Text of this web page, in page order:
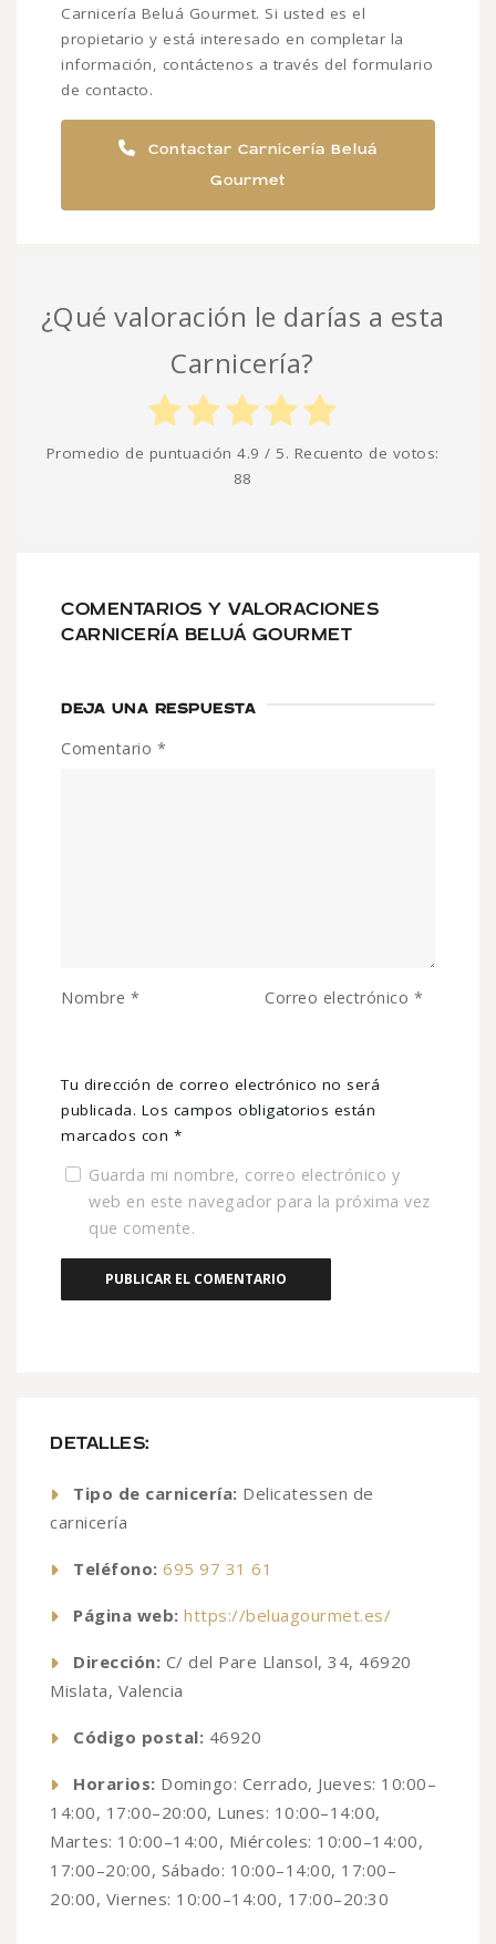
DETALLES:
Tipo de carnicería: Delicatessen de
carnicería
Teléfono: 695 97 31 61
Página web: https://beluagourmet.es/
Dirección: C/ del Pare Llansol, 34, 46920
Mislata, Valencia
Código postal: 46920
Horarios: Domingo: Cerrado, Jueves: 10:00–
14:00, 17:00–20:00, Lunes: 10:00–14:00,
Martes: 10:00–14:00, Miércoles: 10:00–14:00,
17:00–20:00, Sábado: 10:00–14:00, 17:00–
20:00, Viernes: 10:00–14:00, 17:00–20:30
Carnicería Beluá Gourmet. Si usted es el
propietario y está interesado en completar la
información, contáctenos a través del formulario
de contacto.
Contactar Carnicería Beluá
Gourmet
¿Qué valoración le darías a esta
Carnicería?
Promedio de puntuación 4.9 / 5. Recuento de votos:
88
COMENTARIOS Y VALORACIONES
CARNICERÍA BELUÁ GOURMET
DEJA UNA RESPUESTA
Tu dirección de correo electrónico no será
publicada. Los campos obligatorios están
marcados con *
Comentario *
Nombre * Correo electrónico *
Guarda mi nombre, correo electrónico y
web en este navegador para la próxima vez
que comente.